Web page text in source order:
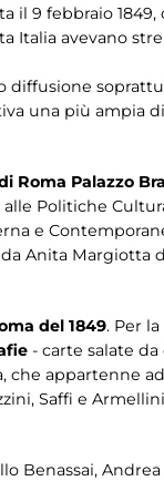
il 9 febbraio
Italia avevano
diffusione
una più ampia
Roma Palazzo
alle Politiche
e
Anita Margiotta
del 1849. Per
- carte salate
appartenne
Saffi e
Benassai,